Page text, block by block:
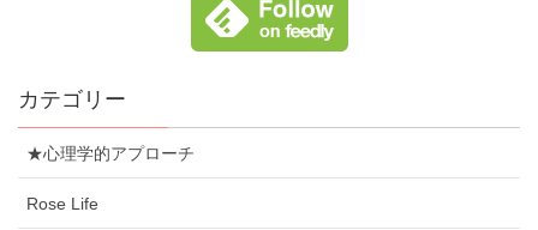
カテゴリー
★心理学的アプローチ
Rose Life